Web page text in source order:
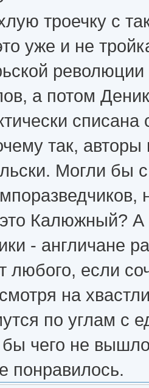
троечку с
уже и не
а потом
так,
Могли бы
Калюжный? А
- англичане
любого, если
на
по углам с
чего не
понравилось.